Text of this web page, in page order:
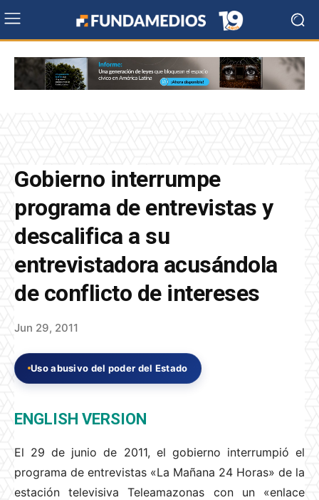
Gobierno interrumpe
programa de entrevistas y
descalifica a su
entrevistadora acusándola
de conflicto de intereses
Jun 29, 2011
Uso abusivo del poder del Estado
ENGLISH VERSION
El 29 de junio de 2011, el gobierno interrumpió el
programa de entrevistas «La Mañana 24 Horas» de la
estación televisiva Teleamazonas con un «enlace